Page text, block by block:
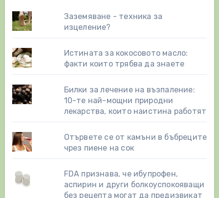
Заземяване - техника за
изцеление?
Истината за кокосовото масло:
факти които трябва да знаете
Билки за лечение на възпаление:
10-те най-мощни природни
лекарства, които наистина работят
Отървете се от камъни в бъбреците
чрез пиене на сок
FDA признава, че ибупрофен,
аспирин и други болкоуспокояващи
без рецепта могат да предизвикат